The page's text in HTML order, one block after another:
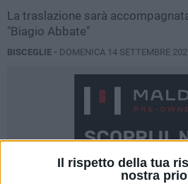
Il rispetto della tua
nostra
La traslazione sarà
"Biagio Abbate"
BISCEGLIE - DOMENICA 14 SETTEMBRE